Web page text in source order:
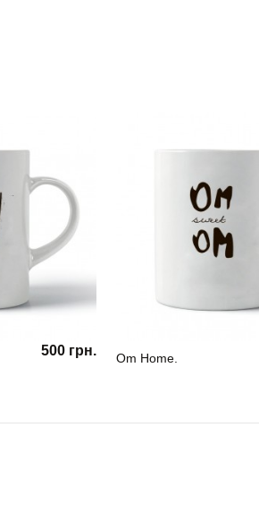
500 грн. Om Home.